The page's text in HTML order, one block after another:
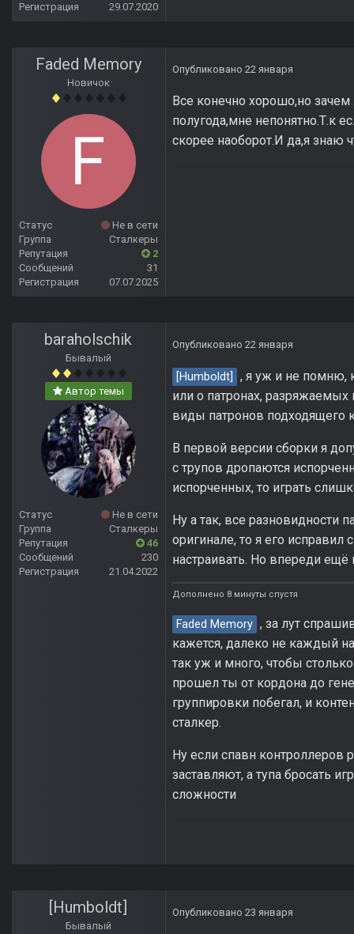
Регистрация
29.07.2020
Faded Memory
Новичок
Статус
Не в сети
Группа
Сталкеры
Репутация
2
Сообщений
31
Регистрация
07.07.2025
Опубликовано 22 января
Все конечно хорошо,но
полугода,мне непонятно.Т.к
скорее наоборот.И да,я знаю
baraholschik
Бывалый
Автор темы
Статус
Не в сети
Группа
Сталкеры
Репутация
46
Сообщений
230
Регистрация
21.04.2022
Опубликовано 22 января
[Humboldt]
, я уж и не помню,
или о патронах,
виды патронов подходящего
В первой версии сборки я
с трупов дропаются
испорченных, то играть
Ну а так, все разновидности
оригинале, то я его исправил
настраивать. Но впереди ещё
Дополнено 8 минуты спустя
Faded Memory , за лут
кажется, далеко не каждый
так уж и много, чтобы
прошел ты от кордона до
группировки побегал, и
сталкер.
Ну если спавн контроллеров
заставляют, а тупа бросать
сложности
[Humboldt]
Бывалый
Опубликовано 23 января